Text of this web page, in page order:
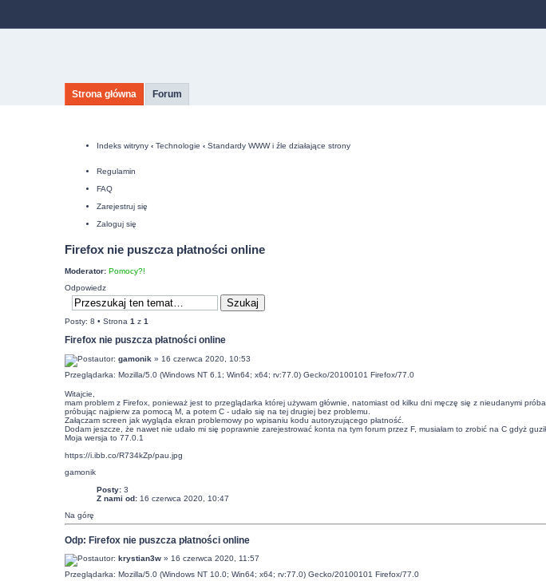
Strona główna Forum
Indeks witryny ‹ Technologie ‹ Standardy WWW i źle działające strony
Regulamin
FAQ
Zarejestruj się
Zaloguj się
Firefox nie puszcza płatności online
Moderator: Pomocy?!
Odpowiedz
Posty: 8 • Strona 1 z 1
Firefox nie puszcza płatności online
autor: gamonik » 16 czerwca 2020, 10:53
Przeglądarka: Mozilla/5.0 (Windows NT 6.1; Win64; x64; rv:77.0) Gecko/20100101 Firefox/77.0
Witajcie,
mam problem z Firefox, ponieważ jest to przeglądarka której używam głównie, natomiast od kilku dni męczę się z nieudanymi
próbując najpierw za pomocą M, a potem C - udało się na tej drugiej bez problemu.
Załączam screen jak wygląda ekran problemowy po wpisaniu kodu autoryzującego płatność.
Dodam jeszcze, że nawet nie udało mi się poprawnie zarejestrować konta na tym forum przez F, musiałam to zrobić na C gdyż
Moja wersja to 77.0.1
https://i.ibb.co/R734kZp/pau.jpg
gamonik
Posty:3
Z nami od:16 czerwca 2020, 10:47
Na górę
Odp: Firefox nie puszcza płatności online
autor: krystian3w» 16 czerwca 2020, 11:57
Przeglądarka: Mozilla/5.0 (Windows NT 10.0; Win64; x64; rv:77.0) Gecko/20100101 Firefox/77.0